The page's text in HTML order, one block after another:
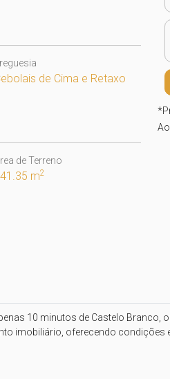
de Cima e Retaxo
de Terreno
m2
*
10 minutos de Castelo Branco,
imobiliário, oferecendo